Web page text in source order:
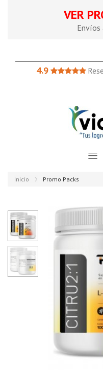
VER
Envíos
4.9
Inicio Promo Packs